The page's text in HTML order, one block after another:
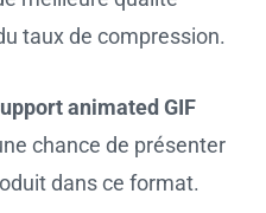
taux de compression.
animated GIF
chance de présenter
dans ce format.